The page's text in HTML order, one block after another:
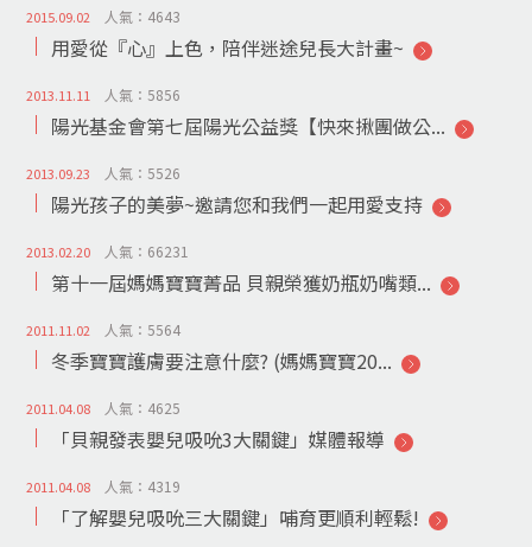
2015.09.02 人氣：4643
用愛從『心』上色，陪伴迷途兒長大計畫~
2013.11.11 人氣：5856
陽光基金會第七屆陽光公益獎【快來揪團做公...
2013.09.23 人氣：5526
陽光孩子的美夢~邀請您和我們一起用愛支持
2013.02.20 人氣：66231
第十一屆媽媽寶寶菁品 貝親榮獲奶瓶奶嘴類...
2011.11.02 人氣：5564
冬季寶寶護膚要注意什麼? (媽媽寶寶20...
2011.04.08 人氣：4625
「貝親發表嬰兒吸吮3大關鍵」媒體報導
2011.04.08 人氣：4319
「了解嬰兒吸吮三大關鍵」哺育更順利輕鬆!